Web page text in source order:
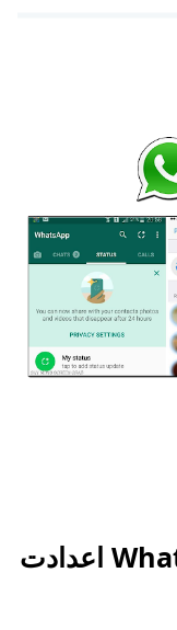
Whatsapp اعدادت